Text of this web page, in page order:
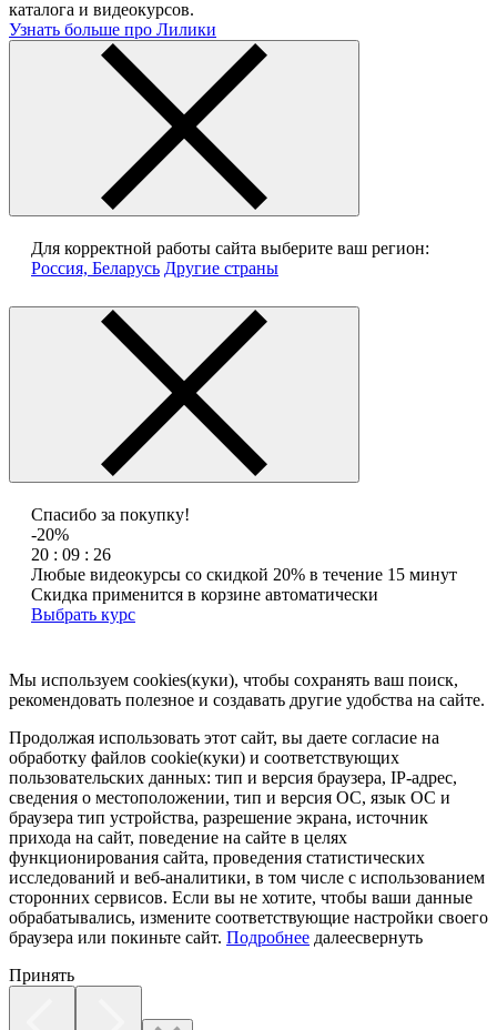
каталога и видеокурсов.
Узнать больше про Лилики
Для корректной работы сайта выберите ваш регион:
Россия, Беларусь Другие страны
Спасибо за покупку!
-20%
20 : 09 : 26
Любые видеокурсы со скидкой 20% в течение 15 минут
Скидка применится в корзине автоматически
Выбрать курс
Мы используем cookies(куки), чтобы сохранять ваш поиск,
рекомендовать полезное и создавать другие удобства на сайте.
Продолжая использовать этот сайт, вы даете согласие на
обработку файлов cookie(куки) и соответствующих
пользовательских данных: тип и версия браузера, IP-адрес,
сведения о местоположении, тип и версия ОС, язык ОС и
браузера тип устройства, разрешение экрана, источник
прихода на сайт, поведение на сайте в целях
функционирования сайта, проведения статистических
исследований и веб-аналитики, в том числе с использованием
сторонних сервисов. Если вы не хотите, чтобы ваши данные
обрабатывались, измените соответствующие настройки своего
браузера или покиньте сайт. Подробнее далеесвернуть
Принять